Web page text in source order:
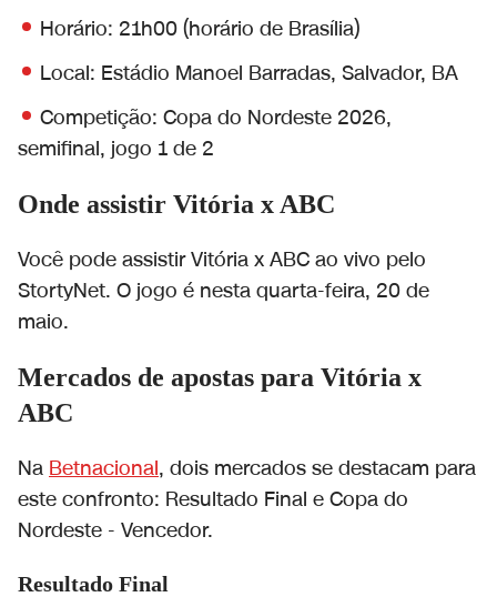
Horário: 21h00 (horário de Brasília)
Local: Estádio Manoel Barradas, Salvador, BA
Competição: Copa do Nordeste 2026,
semifinal, jogo 1 de 2
Onde assistir Vitória x ABC
Você pode assistir Vitória x ABC ao vivo pelo
StortyNet. O jogo é nesta quarta-feira, 20 de
maio.
Mercados de apostas para Vitória x
ABC
Na Betnacional, dois mercados se destacam para
este confronto: Resultado Final e Copa do
Nordeste - Vencedor.
Resultado Final